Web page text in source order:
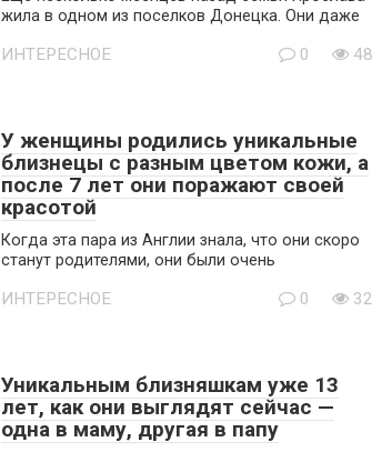
жила в одном из поселков Донецка. Они даже
ИНТЕРЕСНОЕ 0 48
У женщины родились уникальные
близнецы с разным цветом кожи, а
после 7 лет они поражают своей
красотой
Когда эта пара из Англии знала, что они скоро
станут родителями, они были очень
ИНТЕРЕСНОЕ 0 32
Уникальным близняшкам уже 13
лет, как они выглядят сейчас —
одна в маму, другая в папу